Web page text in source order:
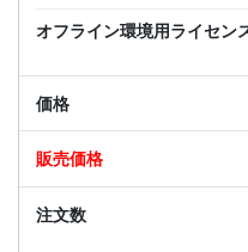
オフライン環境用ライセン